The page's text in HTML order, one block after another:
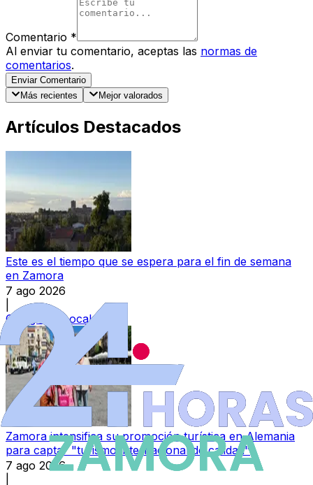
Comentario *
Al enviar tu comentario, aceptas las normas de
comentarios.
Enviar Comentario
Más recientes
Mejor valorados
Artículos Destacados
Este es el tiempo que se espera para el fin de semana
en Zamora
7 ago 2026
Categoría: Local
Zamora intensifica su promoción turística en Alemania
para captar "turismo internacional de calidad"
7 ago 2026